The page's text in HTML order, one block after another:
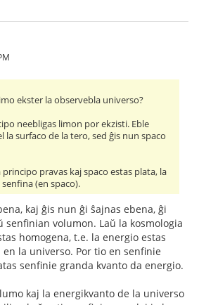
ekster la observebla universo?
neebligas limon por ekzisti. Eble
la surfaco de la tero, sed ĝis nun spaco
pravas kaj spaco estas plata, la
(en spaco).
kaj ĝis nun ĝi ŝajnas ebena, ĝi
senfinian volumon. Laŭ la kosmologia
homogena, t.e. la energio estas
la universo. Por tio en senfinie
senfinie granda kvanto da energio.
kaj la energikvanto de la universo